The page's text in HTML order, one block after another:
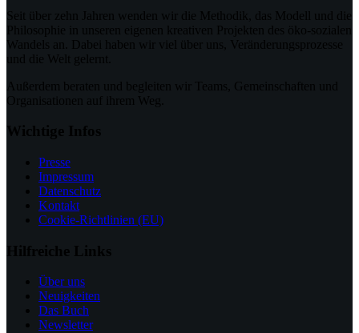
Seit über zehn Jahren wenden wir die Methodik, das Modell und die
Philosophie in unseren eigenen kreativen Projekten des öko-sozialen
Wandels an. Dabei haben wir viel über uns, Veränderungsprozesse
und die Welt gelernt.
Außerdem beraten und begleiten wir Teams, Gemeinschaften und
Organisationen auf ihrem Weg.
Wichtige Infos
Presse
Impressum
Datenschutz
Kontakt
Cookie-Richtlinien (EU)
Hilfreiche Links
Über uns
Neuigkeiten
Das Buch
Newsletter